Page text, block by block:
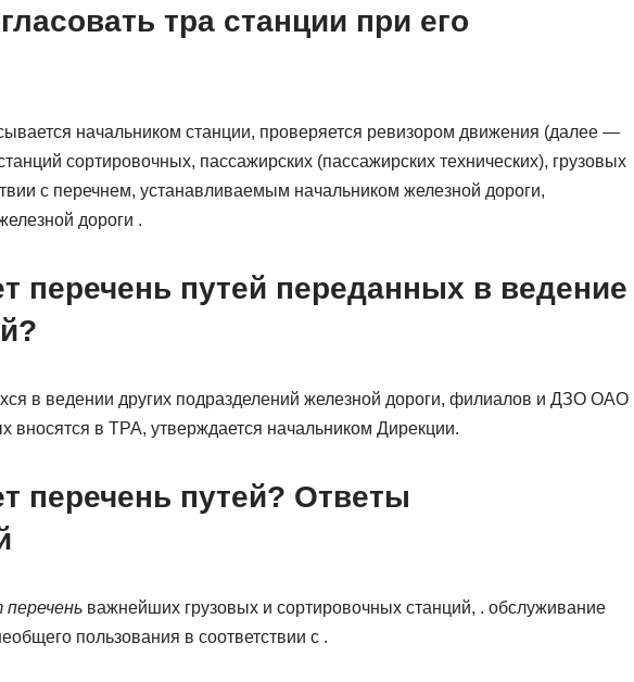
тра станции при его
начальником станции, проверяется ревизором движения (далее —
сортировочных, пассажирских (пассажирских технических), грузовых
с перечнем, устанавливаемым начальником железной дороги,
дороги .
перечень путей переданных в ведение
в ведении других подразделений железной дороги, филиалов и ДЗО ОАО
вносятся в ТРА, утверждается начальником Дирекции.
перечень путей? Ответы
важнейших грузовых и сортировочных станций, . обслуживание
пользования в соответствии с .